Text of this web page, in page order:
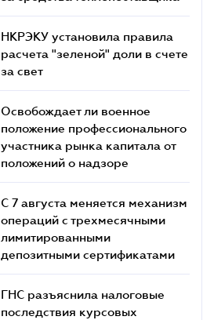
НКРЭКУ установила правила
расчета "зеленой" доли в счете
за свет
Освобождает ли военное
положение профессионального
участника рынка капитала от
положений о надзоре
С 7 августа меняется механизм
операций с трехмесячными
лимитированными
депозитными сертификатами
ГНС разъяснила налоговые
последствия курсовых